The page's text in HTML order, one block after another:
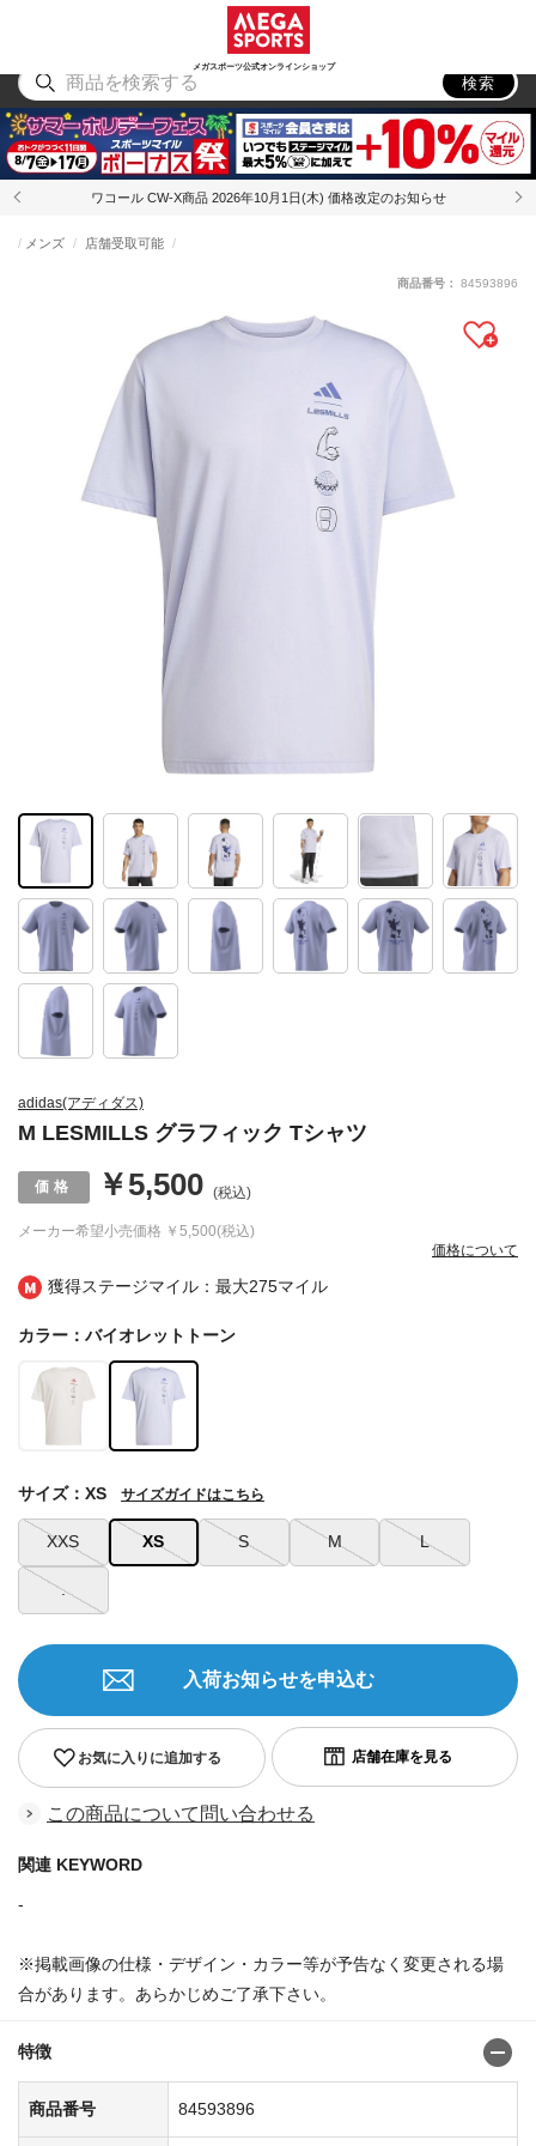
メガスポーツ公式オンラインショップ
アウトドア
検索
ワコール CW-X商品 2026年10月1日(木) 価格改定のお知らせ
獲得ステージマイル：最大275マイル
adidas(アディダス)
M LESMILLS グラフィック Tシャツ
メンズ 店舗受取可能
メーカー希望小売価格 ￥5,500(税込)
￥5,500 (税込)
価格について
商品番号： 84593896
カラー：バイオレットトーン
XXS XS S M L
.
サイズ：XS サイズガイドはこちら
お気に入りに追加する
入荷お知らせを申込む
この商品について問い合わせる
関連 KEYWORD
-
※掲載画像の仕様・デザイン・カラー等が予告なく変更される場
合があります。あらかじめご了承下さい。
特徴
商品番号 84593896